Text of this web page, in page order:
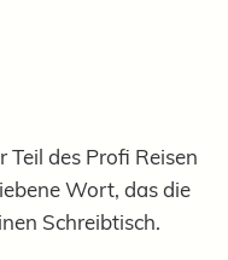
des Profi Reisen
Wort, das die
Schreibtisch.